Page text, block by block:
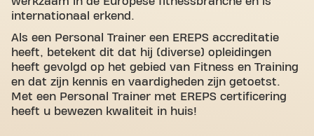
internationaal erkend.
Als een Personal Trainer een EREPS accreditatie
heeft, betekent dit dat hij (diverse) opleidingen
heeft gevolgd op het gebied van Fitness en Training
en dat zijn kennis en vaardigheden zijn getoetst.
Met een Personal Trainer met EREPS certificering
heeft u bewezen kwaliteit in huis!